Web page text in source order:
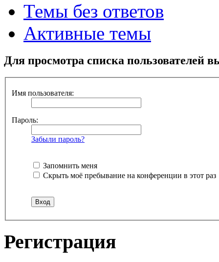
Темы без ответов
Активные темы
Для просмотра списка пользователей
Имя пользователя:
Пароль:
Забыли пароль?
Запомнить меня
Скрыть моё пребывание на конференции в этот раз
Регистрация